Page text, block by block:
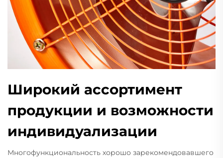
Широкий ассортимент
продукции и возможности
индивидуализации
Многофункциональность хорошо зарекомендовавшего